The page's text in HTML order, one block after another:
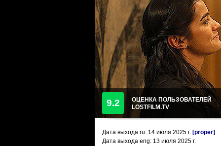
9.2
ОЦЕНКА ПОЛЬЗОВАТЕЛЕЙ
LOSTFILM.TV
Дата выхода ru: 14 июля 2025 г. [proper]
Дата выхода eng: 13 июля 2025 г.